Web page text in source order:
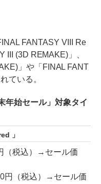
FANTASY VIII Re
III (3D REMAKE)」、
」や「FINAL FANT
ている。
年始セール」対象タイ
」
（税込）→セール価
円（税込）→セール価